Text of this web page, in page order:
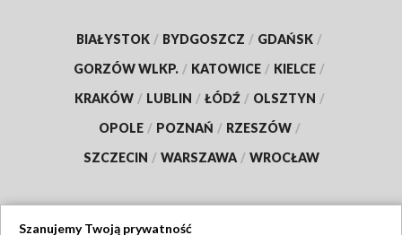
BIAŁYSTOK / BYDGOSZCZ / GDAŃSK /
GORZÓW WLKP. / KATOWICE / KIELCE /
KRAKÓW / LUBLIN / ŁÓDŹ / OLSZTYN /
OPOLE / POZNAŃ / RZESZÓW /
SZCZECIN / WARSZAWA / WROCŁAW
Szanujemy Twoją prywatność